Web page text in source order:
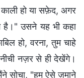
हो या सफ़ेद, अगर
है।" उसने यह भी कहा
हो, वरना, तुम चाहे
नज़र से ही देखेंगे।
सोचा, "हम ऐसे ज़माने